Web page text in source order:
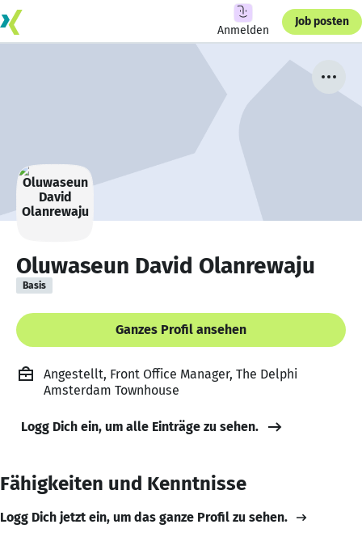
Anmelden
Job posten
Oluwaseun David Olanrewaju
Basis
Ganzes Profil ansehen
Angestellt, Front Office Manager, The Delphi
Amsterdam Townhouse
Logg Dich ein, um alle Einträge zu sehen.
Fähigkeiten und Kenntnisse
Logg Dich jetzt ein, um das ganze Profil zu sehen.